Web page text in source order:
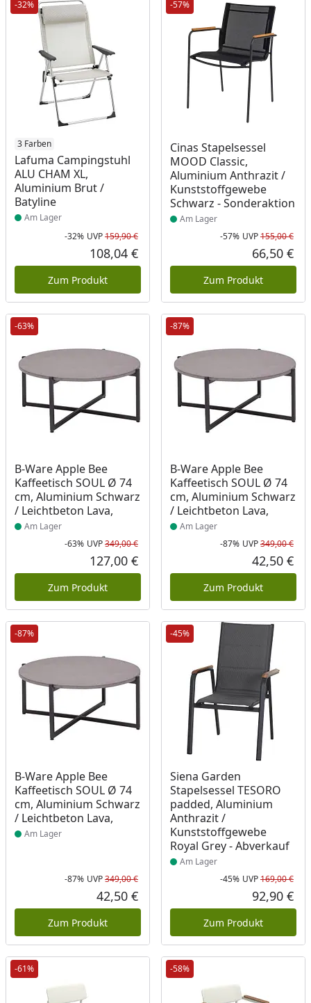
-32%
3 Farben
Lafuma Campingstuhl
ALU CHAM XL,
Aluminium Brut /
Batyline
Produkt am Lager
Am Lager
Rabatt in Prozent
-32%
Ursprünglicher Preis
UVP159,90 €
Aktueller Preis
108,04 €
Zum Produkt
-57%
Cinas Stapelsessel
MOOD Classic,
Aluminium Anthrazit /
Kunststoffgewebe
Schwarz - Sonderaktion
Produkt am Lager
Am Lager
-57% UVP155,00 €
66,50 €
Zum Produkt
-63%
B-Ware Apple Bee
Kaffeetisch SOUL Ø 74
cm, Aluminium Schwarz
/ Leichtbeton Lava,
Produkt am Lager
Am Lager
Rabatt in Prozent
-63%
Ursprünglicher Preis
UVP349,00 €
Aktueller Preis
127,00 €
Zum Produkt
-87%
B-Ware Apple Bee
Kaffeetisch SOUL Ø 74
cm, Aluminium Schwarz
/ Leichtbeton Lava,
Produkt am Lager
Am Lager
-87% UVP349,00 €
42,50 €
Zum Produkt
-87%
B-Ware Apple Bee
Kaffeetisch SOUL Ø 74
cm, Aluminium Schwarz
/ Leichtbeton Lava,
Produkt am Lager
Am Lager
Rabatt in Prozent
-87%
Ursprünglicher Preis
UVP349,00 €
Aktueller Preis
42,50 €
Zum Produkt
-45%
Siena Garden
Stapelsessel TESORO
padded, Aluminium
Anthrazit /
Kunststoffgewebe
Royal Grey - Abverkauf
Produkt am Lager
Am Lager
-45% UVP169,00 €
92,90 €
Zum Produkt
-61% -58%